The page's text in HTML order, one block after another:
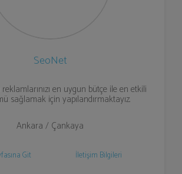
SeoNet
en uygun bütçe ile en etkili
sağlamak için yapılandırmaktayız.
Ankara / Çankaya
Git İletişim Bilgileri